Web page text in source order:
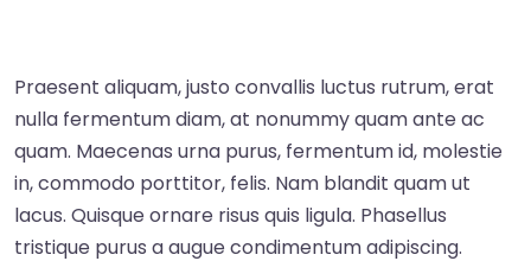
Praesent aliquam, justo convallis luctus rutrum, erat
nulla fermentum diam, at nonummy quam ante ac
quam. Maecenas urna purus, fermentum id, molestie
in, commodo porttitor, felis. Nam blandit quam ut
lacus. Quisque ornare risus quis ligula. Phasellus
tristique purus a augue condimentum adipiscing.